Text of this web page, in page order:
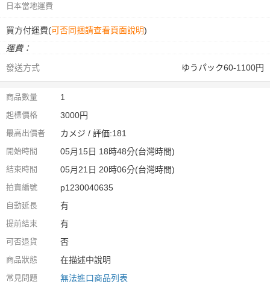
日本當地運費
買方付運費(可否同捆請查看頁面說明)
運費：
發送方式
ゆうパック60-1100円
商品數量 1
起標價格 3000円
最高出價者 カメジ / 評価:181
開始時間 05月15日 18時48分(台灣時間)
結束時間 05月21日 20時06分(台灣時間)
拍賣編號 p1230040635
自動延長 有
提前結束 有
可否退貨 否
商品狀態 在描述中說明
常見問題
無法進口商品列表